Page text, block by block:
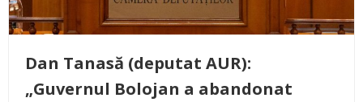
Dan Tanasă (deputat AUR):
„Guvernul Bolojan a abandonat